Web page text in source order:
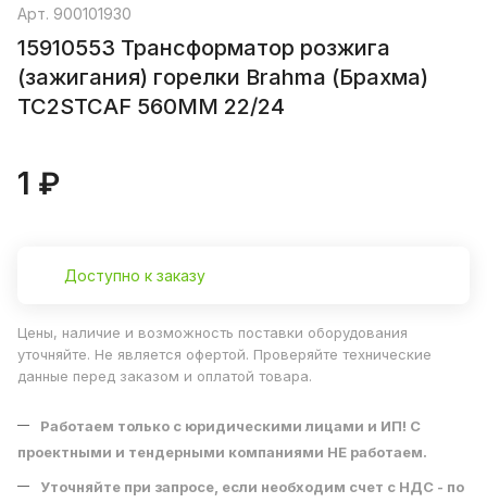
Арт. 900101930
15910553 Трансформатор розжига
(зажигания) горелки Brahma (Брахма)
TC2STCAF 560MM 22/24
1 ₽
Доступно к заказу
Цены, наличие и возможность поставки оборудования
уточняйте. Не является офертой. Проверяйте технические
данные перед заказом и оплатой товара.
Работаем только с юридическими лицами и ИП! С
проектными и тендерными компаниями НЕ работаем.
Уточняйте при запросе, если необходим счет с НДС - по